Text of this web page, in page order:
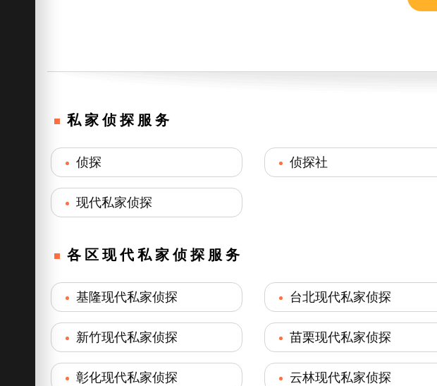
私家侦探服务
侦探 侦探社
现代私家侦探
各区现代私家侦探服务
基隆现代私家侦探 台北现代私家侦探
新竹现代私家侦探 苗栗现代私家侦探
彰化现代私家侦探 云林现代私家侦探